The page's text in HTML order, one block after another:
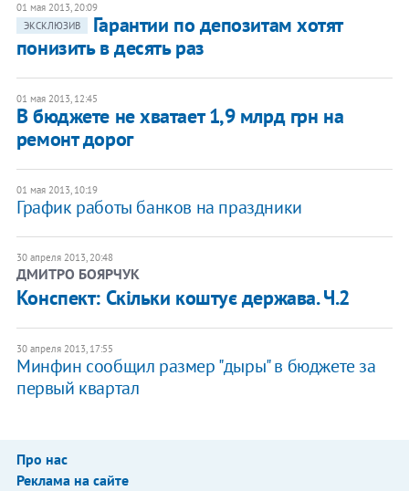
01 мая 2013, 20:09
ЭКСКЛЮЗИВ
Гарантии по депозитам хотят
понизить в десять раз
01 мая 2013, 12:45
В бюджете не хватает 1,9 млрд грн на
ремонт дорог
01 мая 2013, 10:19
График работы банков на праздники
30 апреля 2013, 20:48
ДМИТРО БОЯРЧУК
Конспект: Скільки коштує держава. Ч.2
30 апреля 2013, 17:55
Минфин сообщил размер "дыры" в бюджете за
первый квартал
Про нас
Реклама на сайте